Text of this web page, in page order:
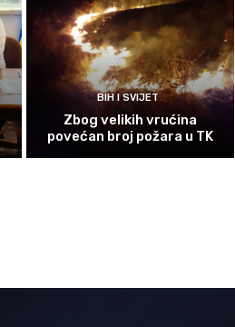
BIH I SVIJET
Zbog velikih vrućina
povećan broj požara u TK